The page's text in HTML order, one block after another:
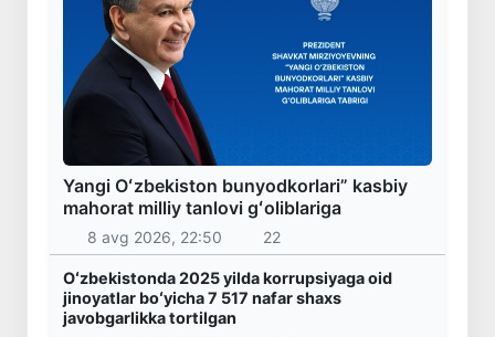
Yangi Oʻzbekiston bunyodkorlari” kasbiy
mahorat milliy tanlovi gʻoliblariga
8 avg 2026, 22:50 22
Oʻzbekistonda 2025 yilda korrupsiyaga oid
jinoyatlar boʻyicha 7 517 nafar shaxs
javobgarlikka tortilgan